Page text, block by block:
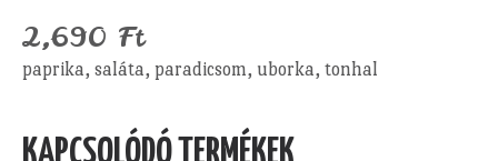
2,690 Ft
paprika, saláta, paradicsom, uborka, tonhal